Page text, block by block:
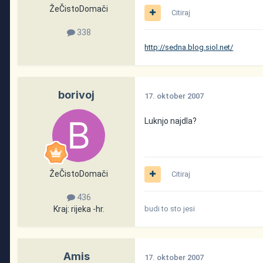
ŽeČistoDomači
338
Citiraj
http://sedna.blog.siol.net/
borivoj
ŽeČistoDomači
436
Kraj: rijeka -hr.
17. oktober 2007
Luknjo najdla?
Citiraj
budi to sto jesi
Amis 17. oktober 2007